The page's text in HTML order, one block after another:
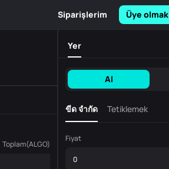
Siparişlerim Üye olmak
Toplam(ALGO)
Yer
Al
ขีด จำกัด Tetiklemek
Fiyat